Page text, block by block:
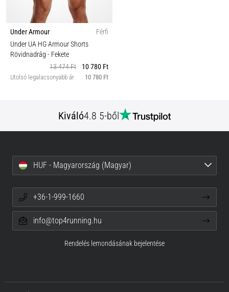
Under Armour
Férfi
Under UA HG Armour Shorts
Rövidnadrág - Fekete
13 474 Ft
10 780 Ft
Utolsó legalacsonyabb ár 10 780 Ft
Kiváló4.8 5-ből
HUF - Magyarország (Magyar)
+36-1-999-1660
info@top4running.hu
Rendelés lemondásának bejelentése